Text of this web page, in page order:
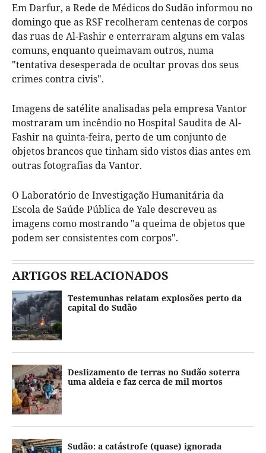
Em Darfur, a Rede de Médicos do Sudão informou no
domingo que as RSF recolheram centenas de corpos
das ruas de Al-Fashir e enterraram alguns em valas
comuns, enquanto queimavam outros, numa
"tentativa desesperada de ocultar provas dos seus
crimes contra civis".
Imagens de satélite analisadas pela empresa Vantor
mostraram um incêndio no Hospital Saudita de Al-
Fashir na quinta-feira, perto de um conjunto de
objetos brancos que tinham sido vistos dias antes em
outras fotografias da Vantor.
O Laboratório de Investigação Humanitária da
Escola de Saúde Pública de Yale descreveu as
imagens como mostrando "a queima de objetos que
podem ser consistentes com corpos".
ARTIGOS RELACIONADOS
Testemunhas relatam explosões perto da
capital do Sudão
Deslizamento de terras no Sudão soterra
uma aldeia e faz cerca de mil mortos
Sudão: a catástrofe (quase) ignorada